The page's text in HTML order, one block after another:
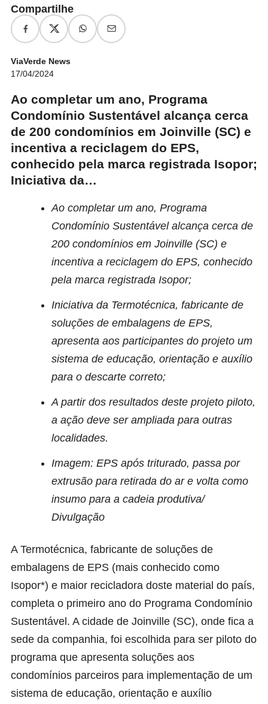
Compartilhe
ViaVerde News
17/04/2024
Ao completar um ano, Programa
Condomínio Sustentável alcança cerca
de 200 condomínios em Joinville (SC) e
incentiva a reciclagem do EPS,
conhecido pela marca registrada Isopor;
Iniciativa da…
Ao completar um ano, Programa
Condomínio Sustentável alcança cerca de
200 condomínios em Joinville (SC) e
incentiva a reciclagem do EPS, conhecido
pela marca registrada Isopor;
Iniciativa da Termotécnica, fabricante de
soluções de embalagens de EPS,
apresenta aos participantes do projeto um
sistema de educação, orientação e auxílio
para o descarte correto;
A partir dos resultados deste projeto piloto,
a ação deve ser ampliada para outras
localidades.
Imagem: EPS após triturado, passa por
extrusão para retirada do ar e volta como
insumo para a cadeia produtiva/
Divulgação
A Termotécnica, fabricante de soluções de
embalagens de EPS (mais conhecido como
Isopor*) e maior recicladora doste material do país,
completa o primeiro ano do Programa Condomínio
Sustentável. A cidade de Joinville (SC), onde fica a
sede da companhia, foi escolhida para ser piloto do
programa que apresenta soluções aos
condomínios parceiros para implementação de um
sistema de educação, orientação e auxílio